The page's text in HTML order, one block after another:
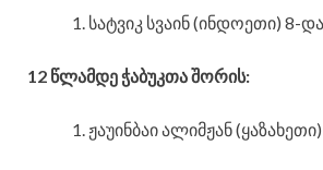
სატვიკ სვაინ (ინდოეთი) 8-
12 წლამდე ჭაბუკთა შორის:
ჟაუინბაი ალიმჟან